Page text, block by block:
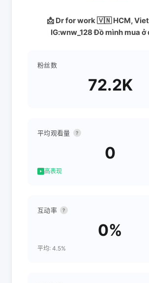
📩 Dr for work 🇻🇳 HCM,
IG:wnw_128 Đồ mình mua ở
粉丝数
72.2K
平均观看量 ?
0
高表现
互动率 ?
0%
平均: 4.5%